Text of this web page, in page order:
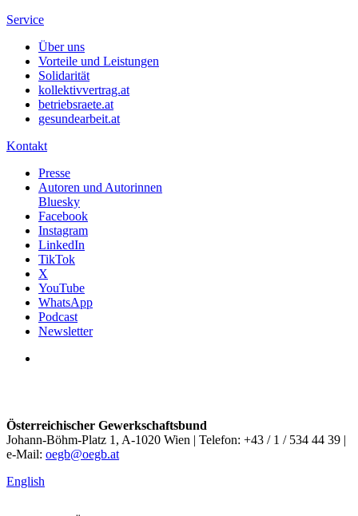
Service
Über uns
Vorteile und Leistungen
Solidarität
kollektivvertrag.at
betriebsraete.at
gesundearbeit.at
Kontakt
Presse
Autoren und Autorinnen
Bluesky
Facebook
Instagram
LinkedIn
TikTok
X
YouTube
WhatsApp
Podcast
Newsletter
Österreichischer Gewerkschaftsbund
Johann-Böhm-Platz 1, A-1020 Wien | Telefon: +43 / 1 / 534 44 39 |
e-Mail: oegb@oegb.at
English